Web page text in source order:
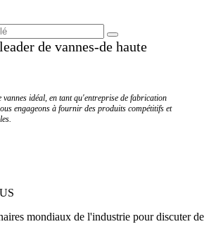
de vannes-de haute
vannes idéal, en tant qu'entreprise de fabrication
engageons à fournir des produits compétitifs et
mondiaux de l'industrie pour discuter de